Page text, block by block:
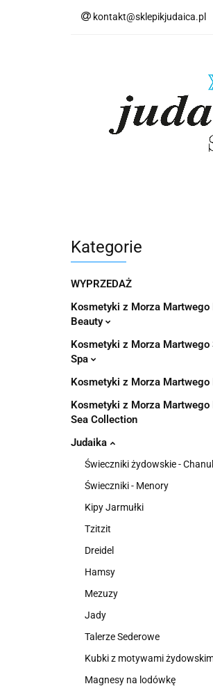
kontakt@sklepikjudaica.pl
Pamiątki z Izraela
Pocztówka "Żydowski
Kategorie
WYPRZEDAŻ
Kosmetyki z Morza Martwego
Beauty
Kosmetyki z Morza Martwego
Spa
Kosmetyki z Morza Martwego
Kosmetyki z Morza Martwego
Sea Collection
Judaika
Świeczniki żydowskie -
Świeczniki - Menory
Kipy Jarmułki
Tzitzit
Dreidel
Hamsy
Mezuzy
Jady
Talerze Sederowe
Kubki z motywami
Magnesy na lodówkę